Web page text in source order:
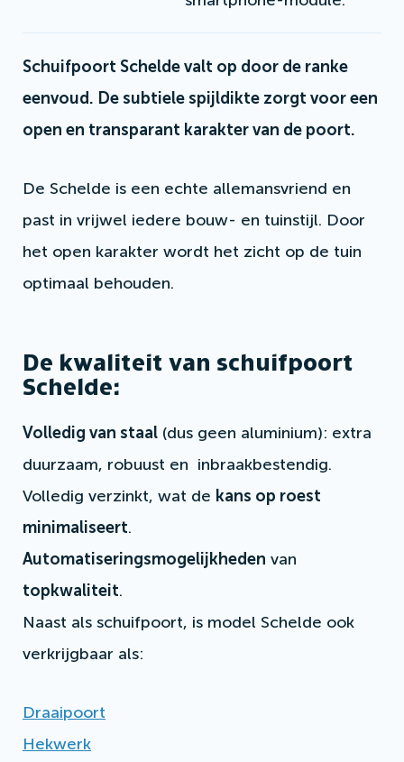
Schuifpoort Schelde valt op door de ranke
eenvoud. De subtiele spijldikte zorgt voor een
open en transparant karakter van de poort.
De Schelde is een echte allemansvriend en
past in vrijwel iedere bouw- en tuinstijl. Door
het open karakter wordt het zicht op de tuin
optimaal behouden.
De kwaliteit van schuifpoort
Schelde:
Volledig van staal (dus geen aluminium): extra
duurzaam, robuust en inbraakbestendig.
Volledig verzinkt, wat de kans op roest
minimaliseert.
Automatiseringsmogelijkheden van
topkwaliteit.
Naast als schuifpoort, is model Schelde ook
verkrijgbaar als:
Draaipoort
Hekwerk